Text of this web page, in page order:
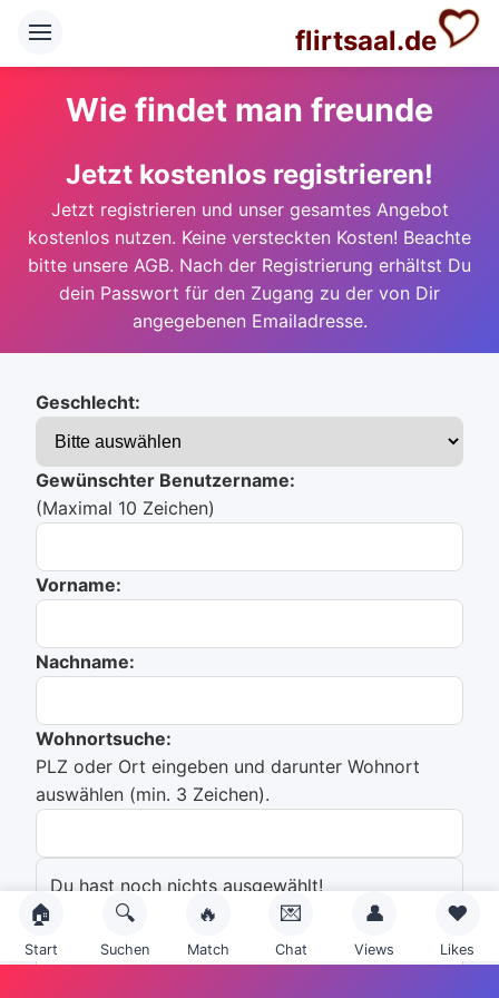
flirtsaal.de
Wie findet man freunde
Jetzt kostenlos registrieren!
Jetzt registrieren und unser gesamtes Angebot
kostenlos nutzen. Keine versteckten Kosten! Beachte
bitte unsere AGB. Nach der Registrierung erhältst Du
dein Passwort für den Zugang zu der von Dir
angegebenen Emailadresse.
Geschlecht:
Gewünschter Benutzername:
(Maximal 10 Zeichen)
Vorname:
Nachname:
Wohnortsuche:
PLZ oder Ort eingeben und darunter Wohnort
auswählen (min. 3 Zeichen).
Du hast noch nichts ausgewählt!
Emailadresse:
🏠
Start
🔍
Suchen
🔥
Match
💌
Chat
👤
Views
❤️
Likes